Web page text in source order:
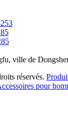
ville de
réservés.
pour